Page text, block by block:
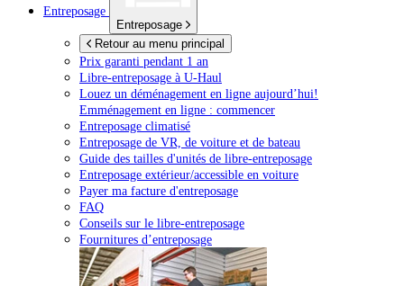
Entreposage
Entreposage
Retour au menu principal
Prix garanti pendant 1 an
Libre-entreposage à U-Haul
Louez un déménagement en ligne aujourd’hui!
Emménagement en ligne : commencer
Entreposage climatisé
Entreposage de VR, de voiture et de bateau
Guide des tailles d'unités de libre-entreposage
Entreposage extérieur/accessible en voiture
Payer ma facture d'entreposage
FAQ
Conseils sur le libre-entreposage
Fournitures d’entreposage